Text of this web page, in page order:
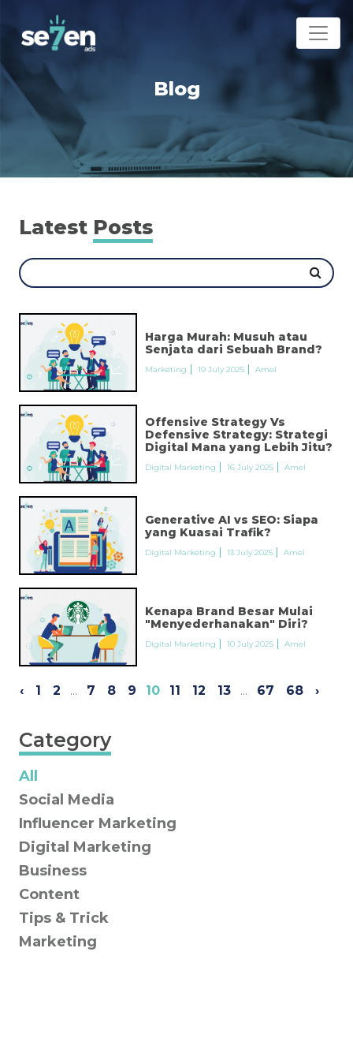
Blog
Latest Posts
Harga Murah: Musuh atau
Senjata dari Sebuah Brand?
Marketing 19 July 2025 Amel
Offensive Strategy Vs
Defensive Strategy: Strategi
Digital Mana yang Lebih Jitu?
Digital Marketing 16 July 2025 Amel
Generative AI vs SEO: Siapa
yang Kuasai Trafik?
Digital Marketing 13 July 2025 Amel
Kenapa Brand Besar Mulai
"Menyederhanakan" Diri?
Digital Marketing 10 July 2025 Amel
‹ 1 2 ... 7 8 9 10 11 12 13 ... 67 68 ›
Category
All
Social Media
Influencer Marketing
Digital Marketing
Business
Content
Tips & Trick
Marketing